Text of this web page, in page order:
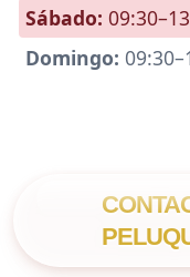
Sábado:
Domingo: